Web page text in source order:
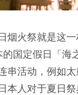
烟火祭就是这一
国定假日「海
串活动，例如
本人对于夏日祭